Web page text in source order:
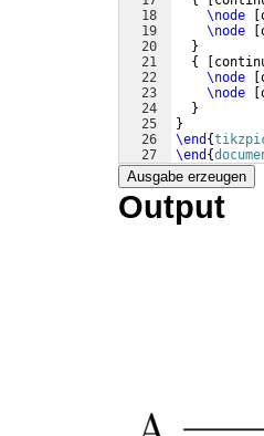
18
19
20
21
22
23
24
25
26
27
\node
\node
}
{
\node
\node
}
}
\end {
\end {
Ausgabe erzeugen
Output